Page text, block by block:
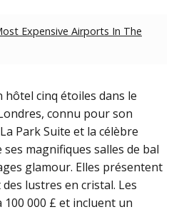
Expensive Airports In The
cinq étoiles dans le
connu pour son
Park Suite et la célèbre
magnifiques salles de bal
glamour. Elles présentent
lustres en cristal. Les
000 £ et incluent un